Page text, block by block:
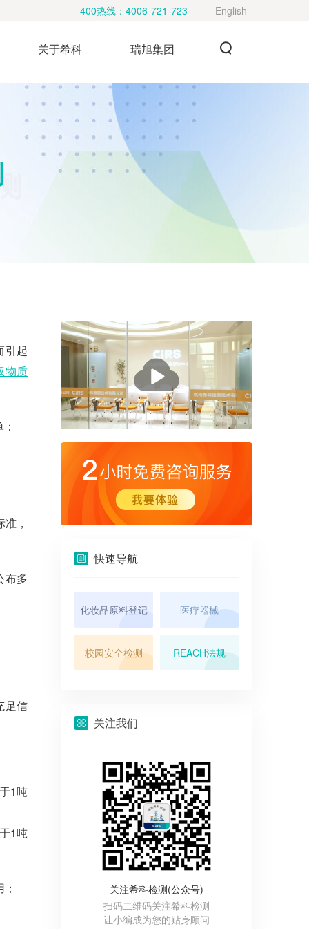
400热线： 4006-721-723 English
关于希科 瑞旭集团
引起
物质
，
布多
足信
1吨
1吨
放
快速导航
化妆品原料登记 医疗器械
校园安全检测 REACH法规
关注我们
关注希科检测(公众号)
扫码二维码关注希科检测
让小编成为您的贴身顾问